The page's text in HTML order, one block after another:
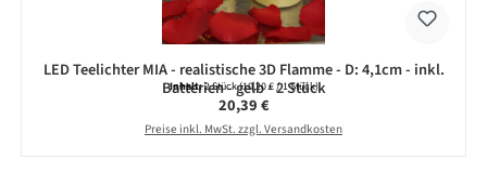
LED Teelichter MIA - realistische 3D Flamme - D: 4,1cm - inkl.
Batterien - gelb - 2 Stück
Inhalt:2 Stück(10,20 € / 1 Stück)
Regulärer Preis:
20,39 €
Preise inkl. MwSt. zzgl. Versandkosten